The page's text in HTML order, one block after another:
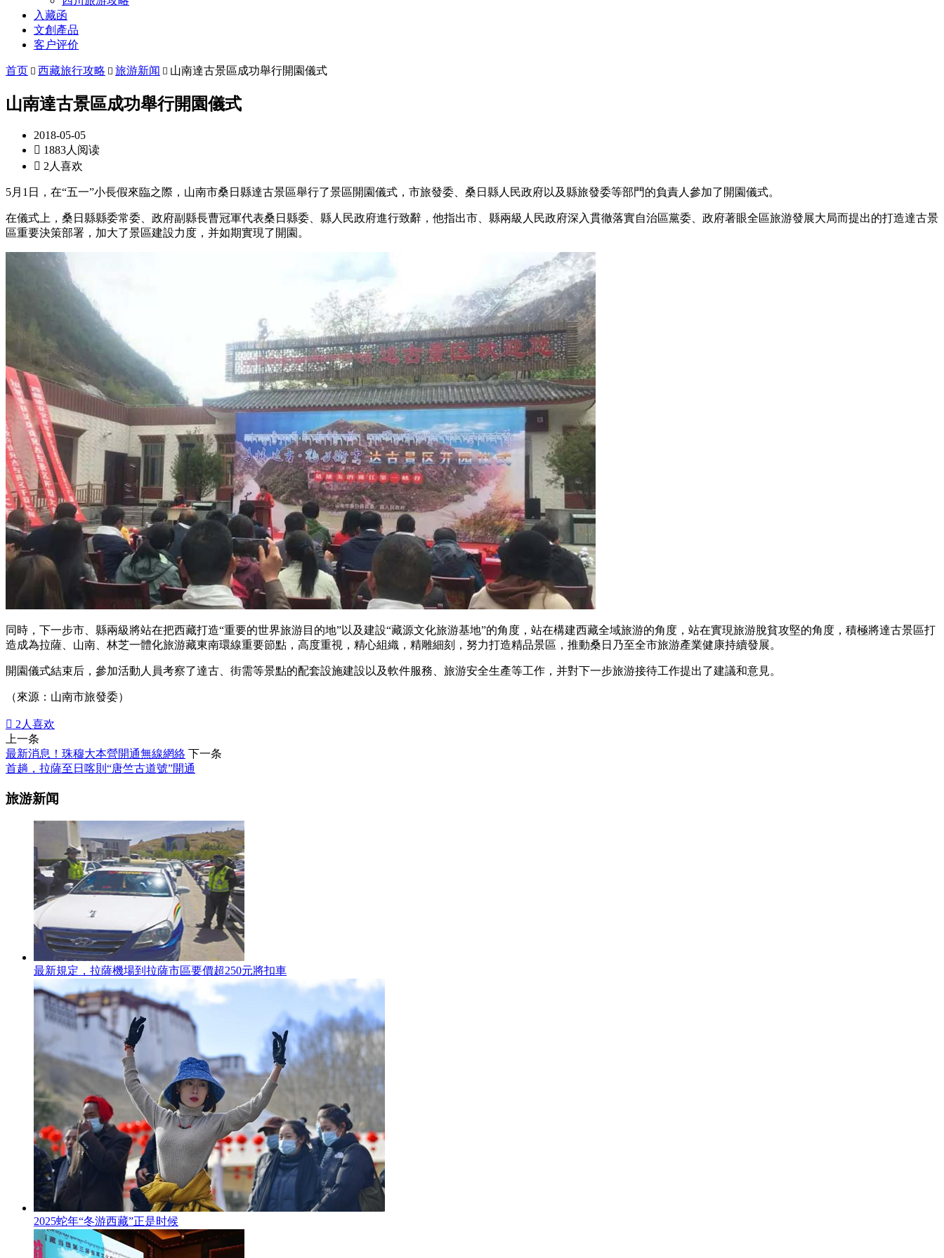
入藏函
文創產品
客户评价
首页  西藏旅行攻略  旅游新闻  山南達古景區成功舉行開園儀式
山南達古景區成功舉行開園儀式
2018-05-05
 1883人阅读
 2人喜欢
5月1日，在“五一”小長假來臨之際，山南市桑日縣達古景區舉行了景區開園儀式，市旅發委、桑日縣人民政府以及縣旅發委等部門的負責人參加了開園儀式。
在儀式上，桑日縣縣委常委、政府副縣長曹冠軍代表桑日縣委、縣人民政府進行致辭，他指出市、縣兩級人民政府深入貫徹落實自治區黨委、政府著眼全區旅游發展大局而提出的打造達古景
區重要決策部署，加大了景區建設力度，并如期實現了開園。
同時，下一步市、縣兩級將站在把西藏打造“重要的世界旅游目的地”以及建設“藏源文化旅游基地”的角度，站在構建西藏全域旅游的角度，站在實現旅游脫貧攻堅的角度，積極將達古景區打
造成為拉薩、山南、林芝一體化旅游藏東南環線重要節點，高度重視，精心組織，精雕細刻，努力打造精品景區，推動桑日乃至全市旅游產業健康持續發展。
開園儀式結束后，參加活動人員考察了達古、街需等景點的配套設施建設以及軟件服務、旅游安全生產等工作，并對下一步旅游接待工作提出了建議和意見。
（來源：山南市旅發委）
 2 人喜欢
上一条
最新消息！珠穆大本營開通無線網絡 下一条
首趟，拉薩至日喀則“唐竺古道號”開通
旅游新闻
最新規定，拉薩機場到拉薩市區要價超250元將扣車
2025蛇年“冬游西藏”正是时候